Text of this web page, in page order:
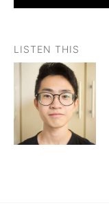
LISTEN THIS